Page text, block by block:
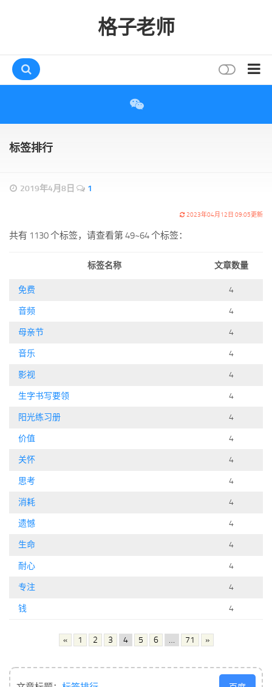
格子老师
互动
打赏
读者
论坛
论坛搜索
页面
博客树
精品域名
友情链接
标签排行
2019年4月8日 1
2023年04月12日 09:05更新
共有 1130 个标签，请查看第 49~64 个标签：
标签名称 文章数量
免费 4
音频 4
母亲节 4
音乐 4
影视 4
生字书写要领 4
阳光练习册 4
价值 4
关怀 4
思考 4
消耗 4
遗憾 4
生命 4
耐心 4
专注 4
钱 4
« 1 2 3 4 5 6 … 71 »